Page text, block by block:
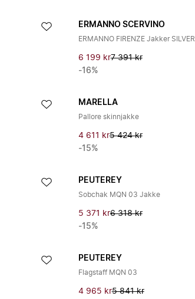
ERMANNO SCERVINO
ERMANNO FIRENZE Jakker SILVER
6 199 kr7 391 kr
-16%
MARELLA
Pallore skinnjakke
4 611 kr5 424 kr
-15%
PEUTEREY
Sobchak MQN 03 Jakke
5 371 kr6 318 kr
-15%
PEUTEREY
Flagstaff MQN 03
4 965 kr5 841 kr